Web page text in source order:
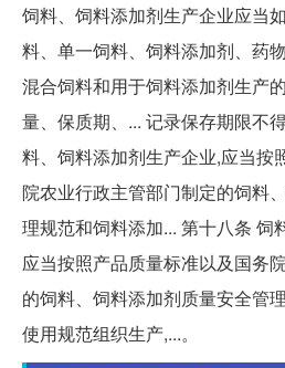
饲料、饲料添加剂生产企业应当
料、单一饲料、饲料添加剂、药
混合饲料和用于饲料添加剂生产
量、保质期、... 记录保存期限不
料、饲料添加剂生产企业,应当按
院农业行政主管部门制定的饲料
理规范和饲料添加... 第十八条 饲
应当按照产品质量标准以及国务
的饲料、饲料添加剂质量安全管
使用规范组织生产,...。